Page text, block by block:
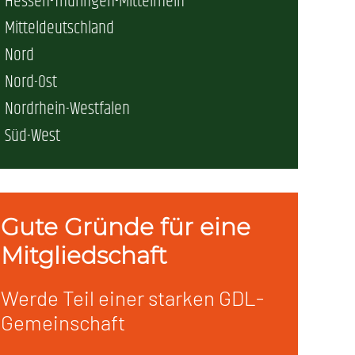
(DB AG)
nur Plus (DB AG)
Mitteldeutschland
Nord
Nord-Ost
Nordrhein-Westfalen
Süd-West
Gute Gründe für eine
Mitgliedschaft
Werde Teil einer starken GDL-
Gemeinschaft